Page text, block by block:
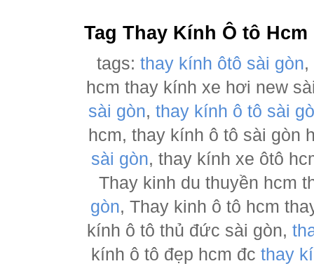
Tag Thay Kính Ô tô Hcm
tags:thay kính ôtô sài gòn,
hcm thay kính xe hơi new
sài gòn,thay kính ô tô sài
hcm, thay kính ô tô sài gòn
sài gòn, thay kính xe ôtô
Thay kinh du thuyền hcm
gòn, Thay kinh ô tô hcm
kính ô tô thủ đức sài gòn,
kính ô tô đẹp hcm đc thay